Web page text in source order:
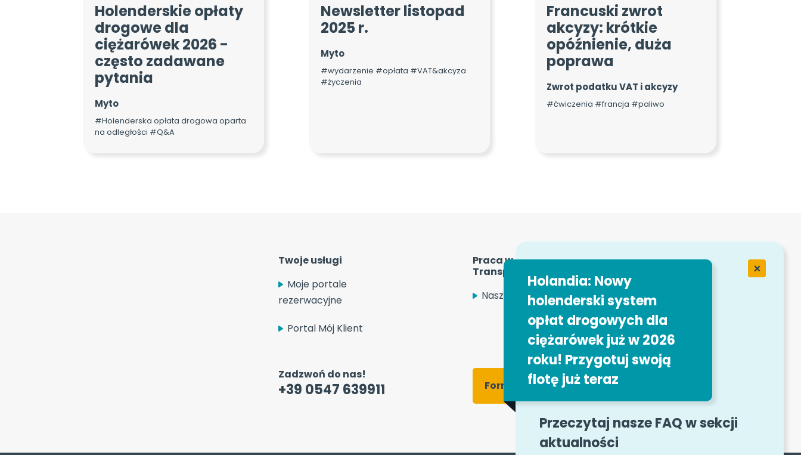
Holandia: Nowy
holenderski system
opłat drogowych dla
ciężarówek już w 2026
roku! Przygotuj swoją
flotę już teraz
Przeczytaj nasze FAQ w sekcji
aktualności
Holenderskie opłaty
drogowe dla
ciężarówek 2026 -
często zadawane
pytania
Myto
#Holenderska opłata drogowa oparta
na odległości #Q&A
Newsletter listopad
2025 r.
Myto
#wydarzenie #opłata #VAT&akcyza
#życzenia
Francuski zwrot
akcyzy: krótkie
opóźnienie, duża
poprawa
Zwrot podatku VAT i akcyzy
#ćwiczenia #francja #paliwo
Twoje usługi
Moje portale
rezerwacyjne
Portal Mój Klient
Praca w Easytrip
Transport Services
Nasze oferty pracy
Zadzwoń do nas!
+39 0547 639911 Formularz kontaktowy